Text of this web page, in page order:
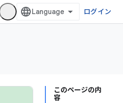
ログイン
このページの内
容